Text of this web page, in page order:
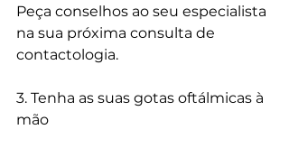
Peça conselhos ao seu especialista
na sua próxima consulta de
contactologia.
3. Tenha as suas gotas oftálmicas à
mão